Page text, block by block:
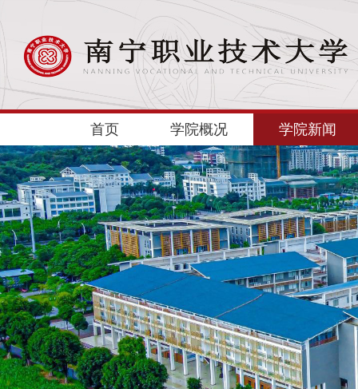
首页 学院概况 学院新闻